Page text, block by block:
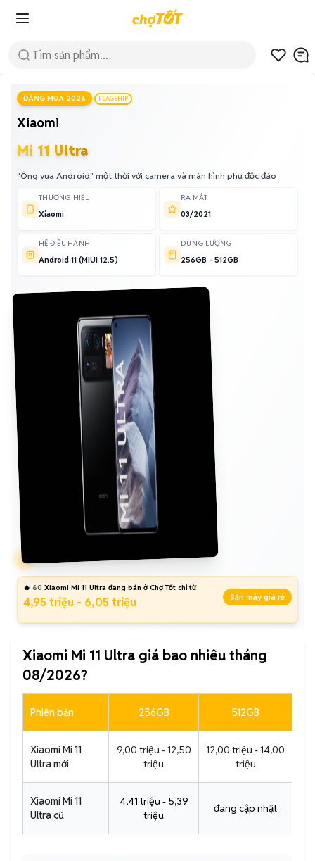
ĐÁNG MUA 2026 FLAGSHIP
Xiaomi
Mi 11 Ultra
"Ông vua Android" một thời với camera và màn hình phụ độc đáo
THƯƠNG HIỆU
Xiaomi
RA MẮT
03/2021
HỆ ĐIỀU HÀNH
Android 11 (MIUI 12.5)
DUNG LƯỢNG
256GB - 512GB
🔥 60 Xiaomi Mi 11 Ultra đang bán ở Chợ Tốt chỉ từ
4,95 triệu - 6,05 triệu Săn máy giá rẻ
Xiaomi Mi 11 Ultra giá bao nhiêu tháng
08/2026?
Phiên bản 256GB 512GB
Xiaomi Mi 11
Ultra mới
9,00 triệu - 12,50
triệu
12,00 triệu - 14,00
triệu
Xiaomi Mi 11
Ultra cũ
4,41 triệu - 5,39
triệu
đang cập nhật